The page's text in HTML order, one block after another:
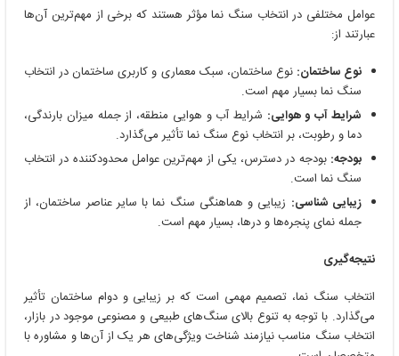
عوامل مختلفی در انتخاب سنگ نما مؤثر هستند که برخی از مهم‌ترین آن‌ها
عبارتند از:
نوع ساختمان: نوع ساختمان، سبک معماری و کاربری ساختمان در انتخاب
سنگ نما بسیار مهم است.
شرایط آب و هوایی: شرایط آب و هوایی منطقه، از جمله میزان بارندگی،
دما و رطوبت، بر انتخاب نوع سنگ نما تأثیر می‌گذارد.
بودجه: بودجه در دسترس، یکی از مهم‌ترین عوامل محدودکننده در انتخاب
سنگ نما است.
زیبایی شناسی: زیبایی و هماهنگی سنگ نما با سایر عناصر ساختمان، از
جمله نمای پنجره‌ها و درها، بسیار مهم است.
نتیجه‌گیری
انتخاب سنگ نما، تصمیم مهمی است که بر زیبایی و دوام ساختمان تأثیر
می‌گذارد. با توجه به تنوع بالای سنگ‌های طبیعی و مصنوعی موجود در بازار،
انتخاب سنگ مناسب نیازمند شناخت ویژگی‌های هر یک از آن‌ها و مشاوره با